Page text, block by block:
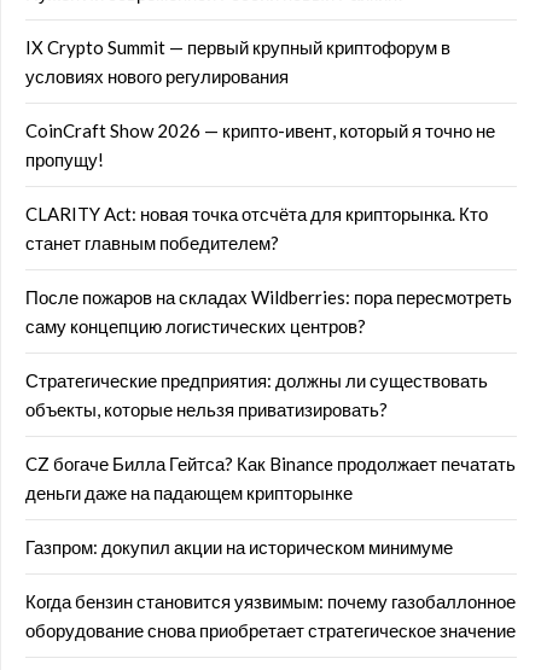
IX Crypto Summit — первый крупный криптофорум в
условиях нового регулирования
CoinCraft Show 2026 — крипто-ивент, который я точно не
пропущу!
CLARITY Act: новая точка отсчёта для крипторынка. Кто
станет главным победителем?
После пожаров на складах Wildberries: пора пересмотреть
саму концепцию логистических центров?
Стратегические предприятия: должны ли существовать
объекты, которые нельзя приватизировать?
CZ богаче Билла Гейтса? Как Binance продолжает печатать
деньги даже на падающем крипторынке
Газпром: докупил акции на историческом минимуме
Когда бензин становится уязвимым: почему газобаллонное
оборудование снова приобретает стратегическое значение